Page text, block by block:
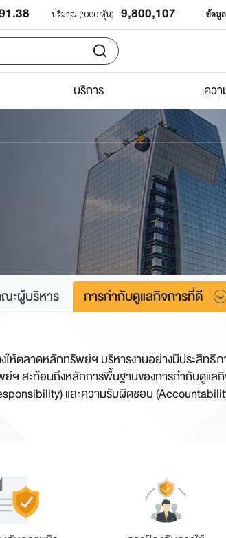
ปริมาณ ('000 หุ้น) 9,800,107 ข้อมู
บริการ คว
ณะผู้บริหาร การกำกับดูแลกิจการที่ดี
ตลาดหลักทรัพย์ฯ บริหารงานอย่างมีประสิทธิ
ฯ สะท้อนถึงหลักการพื้นฐานของการกำกับดูแล
และความรับผิดชอบ